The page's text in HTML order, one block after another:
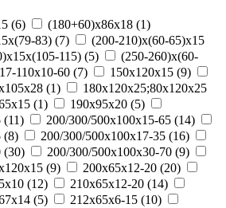
(6) (180+60)х86х18 (1)
83) (7)
(200-210)х(60-65)х15
115) (5)
(250-260)х(60-
110x10-60 (7) 150x120x15 (9)
(1)
180х120х25;80х120х25
(1) 190х95х20 (5)
(11) 200/300/500x100x15-65 (14)
(8) 200/300/500x100x17-35 (16)
(30) 200/300/500x100x30-70 (9)
(9) 200x65x12-20 (20)
(12) 210x65x12-20 (14)
(5) 212x65x6-15 (10)